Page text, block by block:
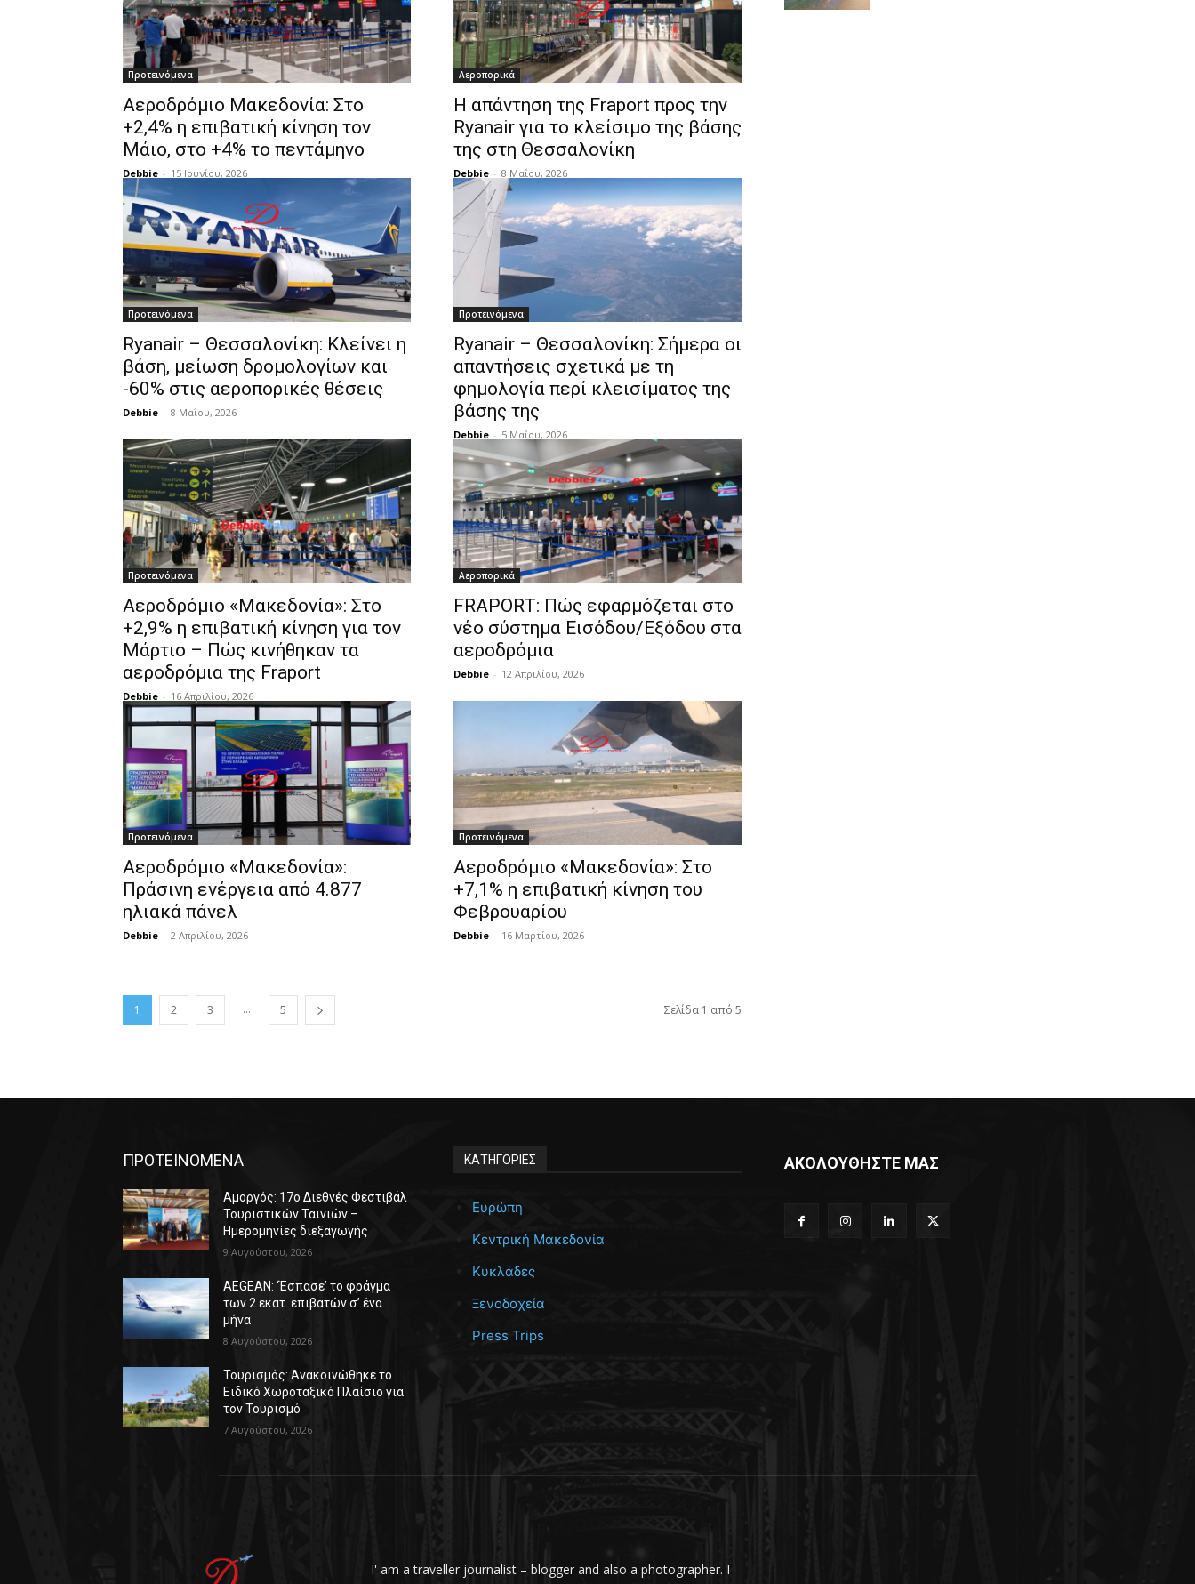
Προτεινόμενα
Αεροδρόμιο Μακεδονία: Στο
+2,4% η επιβατική κίνηση τον
Μάιο, στο +4% το πεντάμηνο
Debbie - 15 Ιουνίου, 2026
Αεροπορικά
Η απάντηση της Fraport προς την
Ryanair για το κλείσιμο της βάσης
της στη Θεσσαλονίκη
Debbie - 8 Μαΐου, 2026
Προτεινόμενα
Ryanair – Θεσσαλονίκη: Κλείνει η
βάση, μείωση δρομολογίων και
-60% στις αεροπορικές θέσεις
Debbie - 8 Μαΐου, 2026
Προτεινόμενα
Ryanair – Θεσσαλονίκη: Σήμερα οι
απαντήσεις σχετικά με τη
φημολογία περί κλεισίματος της
βάσης της
Debbie - 5 Μαΐου, 2026
Προτεινόμενα
Αεροδρόμιο «Μακεδονία»: Στο
+2,9% η επιβατική κίνηση για τον
Μάρτιο – Πώς κινήθηκαν τα
αεροδρόμια της Fraport
Debbie - 16 Απριλίου, 2026
Αεροπορικά
FRAPORT: Πώς εφαρμόζεται στο
νέο σύστημα Εισόδου/Εξόδου στα
αεροδρόμια
Debbie - 12 Απριλίου, 2026
Προτεινόμενα
Αεροδρόμιο «Μακεδονία»:
Πράσινη ενέργεια από 4.877
ηλιακά πάνελ
Debbie - 2 Απριλίου, 2026
Προτεινόμενα
Αεροδρόμιο «Μακεδονία»: Στο
+7,1% η επιβατική κίνηση του
Φεβρουαρίου
Debbie - 16 Μαρτίου, 2026
1 2 3 ... 5 Σελίδα 1 από 5
ΠΡΟΤΕΙΝΟΜΕΝΑ
Αμοργός: 17ο Διεθνές Φεστιβάλ
Τουριστικών Ταινιών –
Ημερομηνίες διεξαγωγής
9 Αυγούστου, 2026
AEGEAN: ‘Έσπασε’ το φράγμα
των 2 εκατ. επιβατών σ’ ένα
μήνα
8 Αυγούστου, 2026
Τουρισμός: Ανακοινώθηκε το
Ειδικό Χωροταξικό Πλαίσιο για
τον Τουρισμό
7 Αυγούστου, 2026
ΚΑΤΗΓΟΡΙΕΣ
Ευρώπη
Κεντρική Μακεδονία
Κυκλάδες
Ξενοδοχεία
Press Trips
ΑΚΟΛΟΥΘΗΣΤΕ ΜΑΣ
I' am a traveller journalist – blogger and also a photographer. I